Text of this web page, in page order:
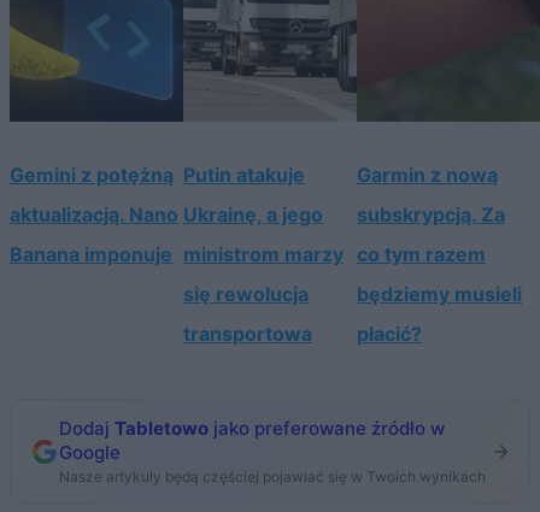
Gemini z potężną
aktualizacją. Nano
Banana imponuje
Putin atakuje
Ukrainę, a jego
ministrom marzy
się rewolucja
transportowa
Garmin z nową
subskrypcją. Za
co tym razem
będziemy musieli
płacić?
Dodaj Tabletowo jako preferowane źródło w
Google
Nasze artykuły będą częściej pojawiać się w Twoich wynikach